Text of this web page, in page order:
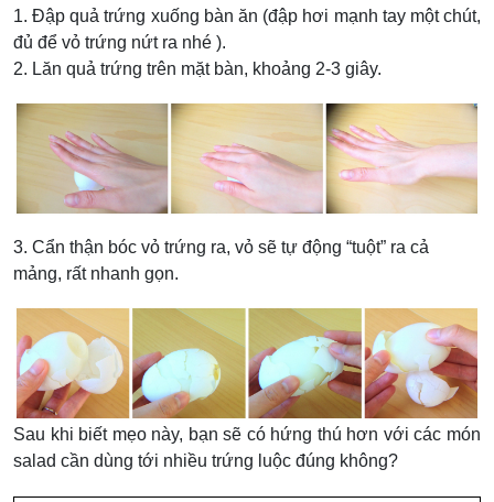
1. Đập quả trứng xuống bàn ăn (đập hơi mạnh tay một chút,
đủ để vỏ trứng nứt ra nhé ).
2. Lăn quả trứng trên mặt bàn, khoảng 2-3 giây.
3. Cẩn thận bóc vỏ trứng ra, vỏ sẽ tự động “tuột” ra cả
mảng, rất nhanh gọn.
Sau khi biết mẹo này, bạn sẽ có hứng thú hơn với các món
salad cần dùng tới nhiều trứng luộc đúng không?